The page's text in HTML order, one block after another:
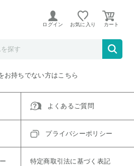
ります。
ログイン お気に入り
い終了、またはただいま取り扱い
お持ちでない方はこちら
よくあるご質問
プライバシーポリシー
特定商取引法に基づく表記